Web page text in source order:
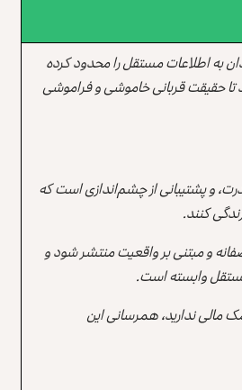
به اطلاعات مستقل را محدود کرده
حقیقت قربانی خاموشی و فراموشی
و پشتیبانی از چشم‌اندازی است که
کنند.
و مبتنی بر واقعیت منتشر شود و
وابسته است.
مالی ندارید، همرسانی این